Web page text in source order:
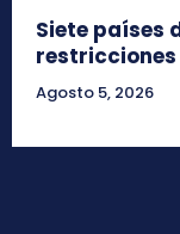
Siete países
Agosto 5, 2026